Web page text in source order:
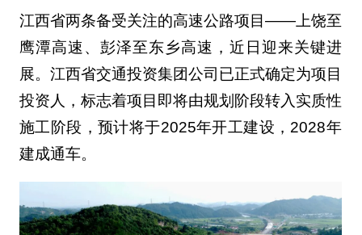
江西省两条备受关注的高速公路项目——上饶至
鹰潭高速、彭泽至东乡高速，近日迎来关键进
展。江西省交通投资集团公司已正式确定为项目
投资人，标志着项目即将由规划阶段转入实质性
施工阶段，预计将于2025年开工建设，2028年
建成通车。